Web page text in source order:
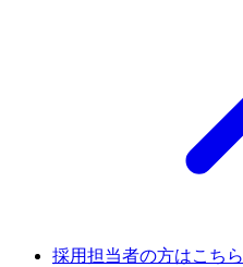
採用担当者の方はこちら